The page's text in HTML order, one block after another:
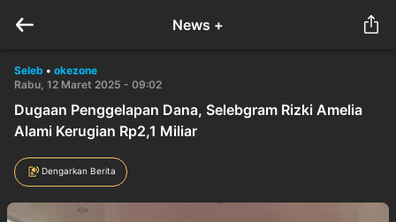
News +
Seleb • okezone
Rabu, 12 Maret 2025 - 09:02
Dugaan Penggelapan Dana, Selebgram Rizki Amelia
Alami Kerugian Rp2,1 Miliar
Dengarkan Berita